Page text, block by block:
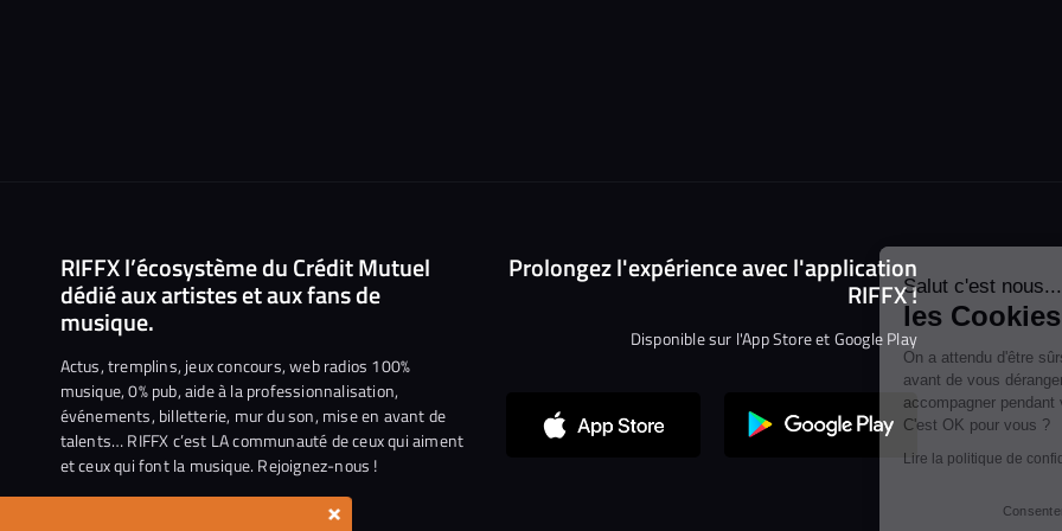
Salut c'est nous...
On a attendu d'être sûrs que le contenu
vous déranger, mais on aimerait bien vous accompagner pendant
C'est OK pour vous ?
RIFFX l’écosystème du Crédit Mutuel
dédié aux artistes et aux fans de
musique.
Actus, tremplins, jeux concours, web radios 100%
musique, 0% pub, aide à la professionnalisation,
événements, billetterie, mur du son, mise en avant de
talents… RIFFX c’est LA communauté de ceux qui aiment
et ceux qui font la musique. Rejoignez-nous !
Prolongez l'expérience avec l'application
RIFFX !
Disponible sur l'App Store et Google Play
×